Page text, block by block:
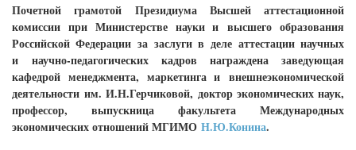
Почетной грамотой Президиума Высшей аттестационной
комиссии при Министерстве науки и высшего образования
Российской Федерации за заслуги в деле аттестации научных
и научно-педагогических кадров награждена заведующая
кафедрой менеджмента, маркетинга и внешнеэкономической
деятельности им. И.Н.Герчиковой, доктор экономических наук,
профессор, выпускница факультета Международных
экономических отношений МГИМО Н.Ю.Конина.